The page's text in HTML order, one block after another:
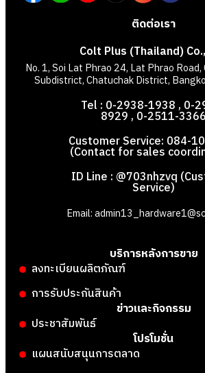
ติดต่อเรา
Colt Plus (Thailand)
No. 1, Soi Lat Phrao 24, Lat Phrao Road,
Subdistrict, Chatuchak District,
Tel : 0-2938-1938 , 0-
8929 , 0-2511-3366
Customer Service: 084-
(Contact for sales
ID Line : @703nhzvq
Service)
Email:
บริการหลังการขาย
ลงทะเบียนผลิตภัณฑ์
การรับประกันสินค้า
ข่าวและกิจกรรม
ประชาสัมพันธ์
โปรโมชั่น
แผนสนับสนุนการตลาด